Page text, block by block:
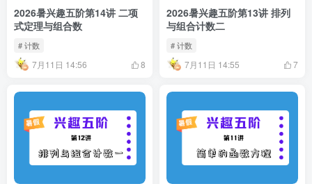
2026暑兴趣五阶第14讲 二项
式定理与组合数
# 计数
7月11日 14:56 8
2026暑兴趣五阶第13讲 排列
与组合计数二
# 计数
7月11日 14:55 7